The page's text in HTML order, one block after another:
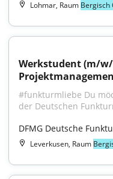
Lohmar, Raum Bergisch
Werkstudent (m/
#funkturmliebe Du
der Deutschen
DFMG Deutsche
Leverkusen, Raum